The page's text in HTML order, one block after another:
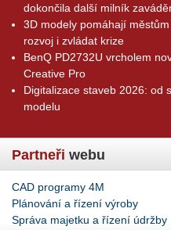
dokončila další milník
3D modely pomáhají
rozvoj i zvládat krize
BenQ PD2732U vrcholem
Creative Pro
Digitalizace staveb 2026: od
modelu
Partneři webu
CAD programy 4M
Plánování a řízení výroby
Správa majetku a řízení údržby